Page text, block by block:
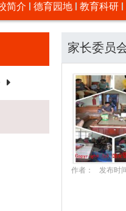
简介 德育园地 教育科研
家长委员
作者： 发布时